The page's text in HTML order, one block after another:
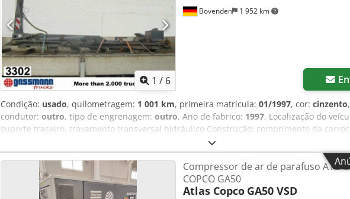
1 / 6
Bovenden 1 952 km
Condição: usado, quilometragem: 1 001 km, primeira matrícula: 01/1997, cor: cinzento
condutor: outro, tipo de engrenagem: outro, Ano de fabrico: 1997, Localização do
suporte traseiro, travamento transversal hidráulico Construção: comprimento da
para contentores de até 7 m, aprox. 1.700 horas de operação, com gancho articulado
travamento transversal hidráulico adicional, INFORMAÇÕES DE ACESSÓRIOS SEM
alterações, venda prévia e erros! Cjdei Rqrwjpfx AaterfCompressor de ar de parafuso ATLAS
COPCO GA50
Atlas Copco GA50 VSD